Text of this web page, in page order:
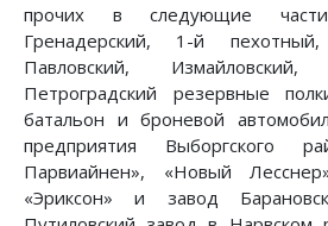
прочих в следующие
Гренадерский, 1-й
Павловский,
Петроградский резервные
батальон и броневой
предприятия Выборгского
Парвиайнен», «Новый
«Эриксон» и завод